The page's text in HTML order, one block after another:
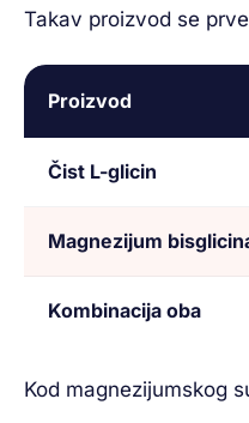
Takav proizvod se
Proizvod
Čist L-glicin
Magnezijum
Kombinacija oba
Kod magnezijumskog